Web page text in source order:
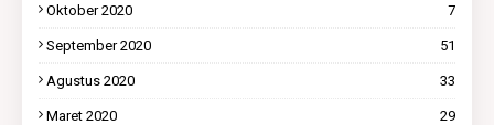
Oktober 2020 7
September 2020 51
Agustus 2020 33
Maret 2020 29